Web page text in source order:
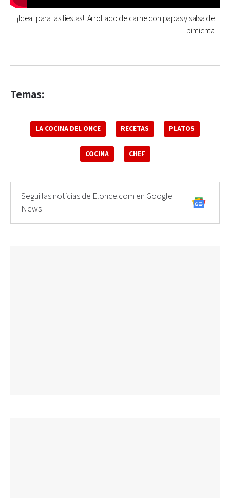
¡Ideal para las fiestas!: Arrollado de carne con papas y salsa de
pimienta
Temas:
LA COCINA DEL ONCE RECETAS PLATOS
COCINA CHEF
Seguí las noticias de Elonce.com en Google
News